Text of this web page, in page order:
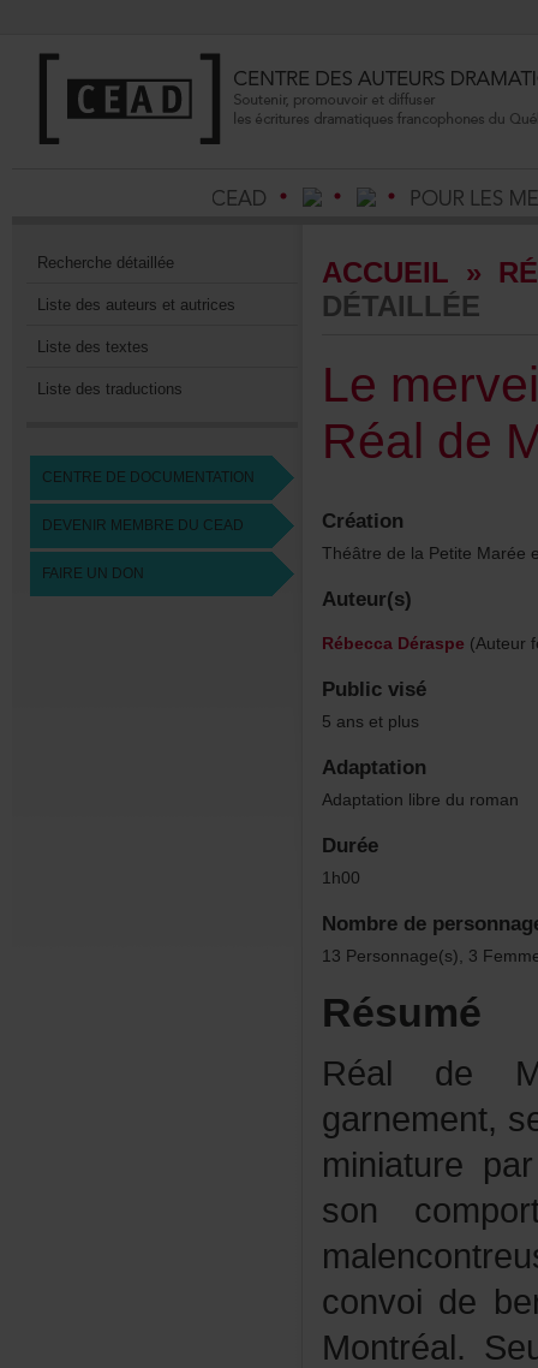
Recherchedétaillée
Listedesauteursetautrices
Listedestextes
Listedestraductions
CENTREDEDOCUMENTATION
DEVENIRMEMBREDUCEAD
FAIREUNDON
ACCUEIL »
DÉTAILLÉE
Création
Auteur(s)
RébeccaDéraspe
Publicvisé
5ansetplus
Adaptation
Adaptationlibreduroman
Durée
1h00
Résumé